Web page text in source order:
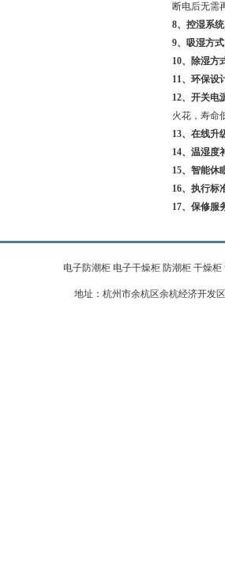
断电后无需
8、控湿系统
9、吸湿方式
10、除湿方
11、环保设
12、开关电
火花，寿命
13、在线升
14、温湿度
15、智能休
16、执行标
17、保修服
电子防潮柜 电子干燥柜 防潮柜 干燥柜
地址：杭州市余杭区余杭经济开发区